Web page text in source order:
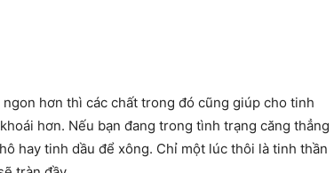
hơn thì các chất trong đó cũng giúp cho tinh
hơn. Nếu bạn đang trong tình trạng căng thẳng
hay tinh dầu để xông. Chỉ một lúc thôi là tinh thần